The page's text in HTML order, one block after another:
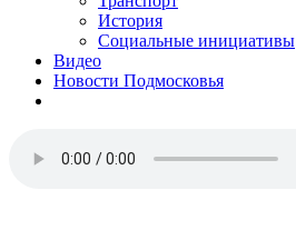
История
Социальные инициативы
Видео
Новости Подмосковья